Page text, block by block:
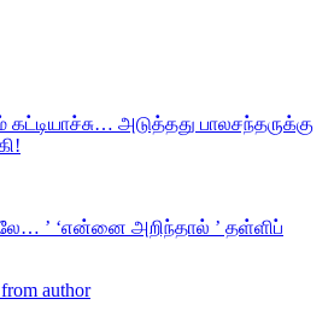
அடுத்தது பாலசந்தருக்கு
’ ‘என்னை அறிந்தால் ’ தள்ளிப்
author